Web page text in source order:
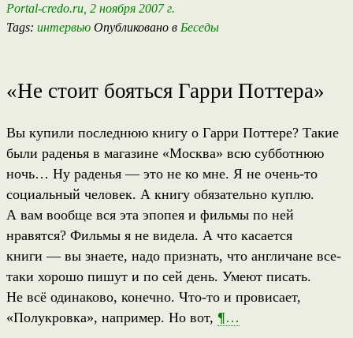
Portal-credo.ru, 2 ноября 2007 г.
Tags: интервью Опубликовано в Беседы
«Не стоит бояться Гарри Поттера»
Вы купили последнюю книгу о Гарри Поттере? Такие
были раденья в магазине «Москва» всю субботнюю
ночь… Ну раденья — это не ко мне. Я не очень-то
социальный человек. А книгу обязательно куплю.
А вам вообще вся эта эпопея и фильмы по ней
нравятся? Фильмы я не видела. А что касается
книги — вы знаете, надо признать, что англичане все-
таки хорошо пишут и по сей день. Умеют писать.
Не всё одинаково, конечно. Что-то и провисает,
«Полукровка», например. Но вот, ¶…